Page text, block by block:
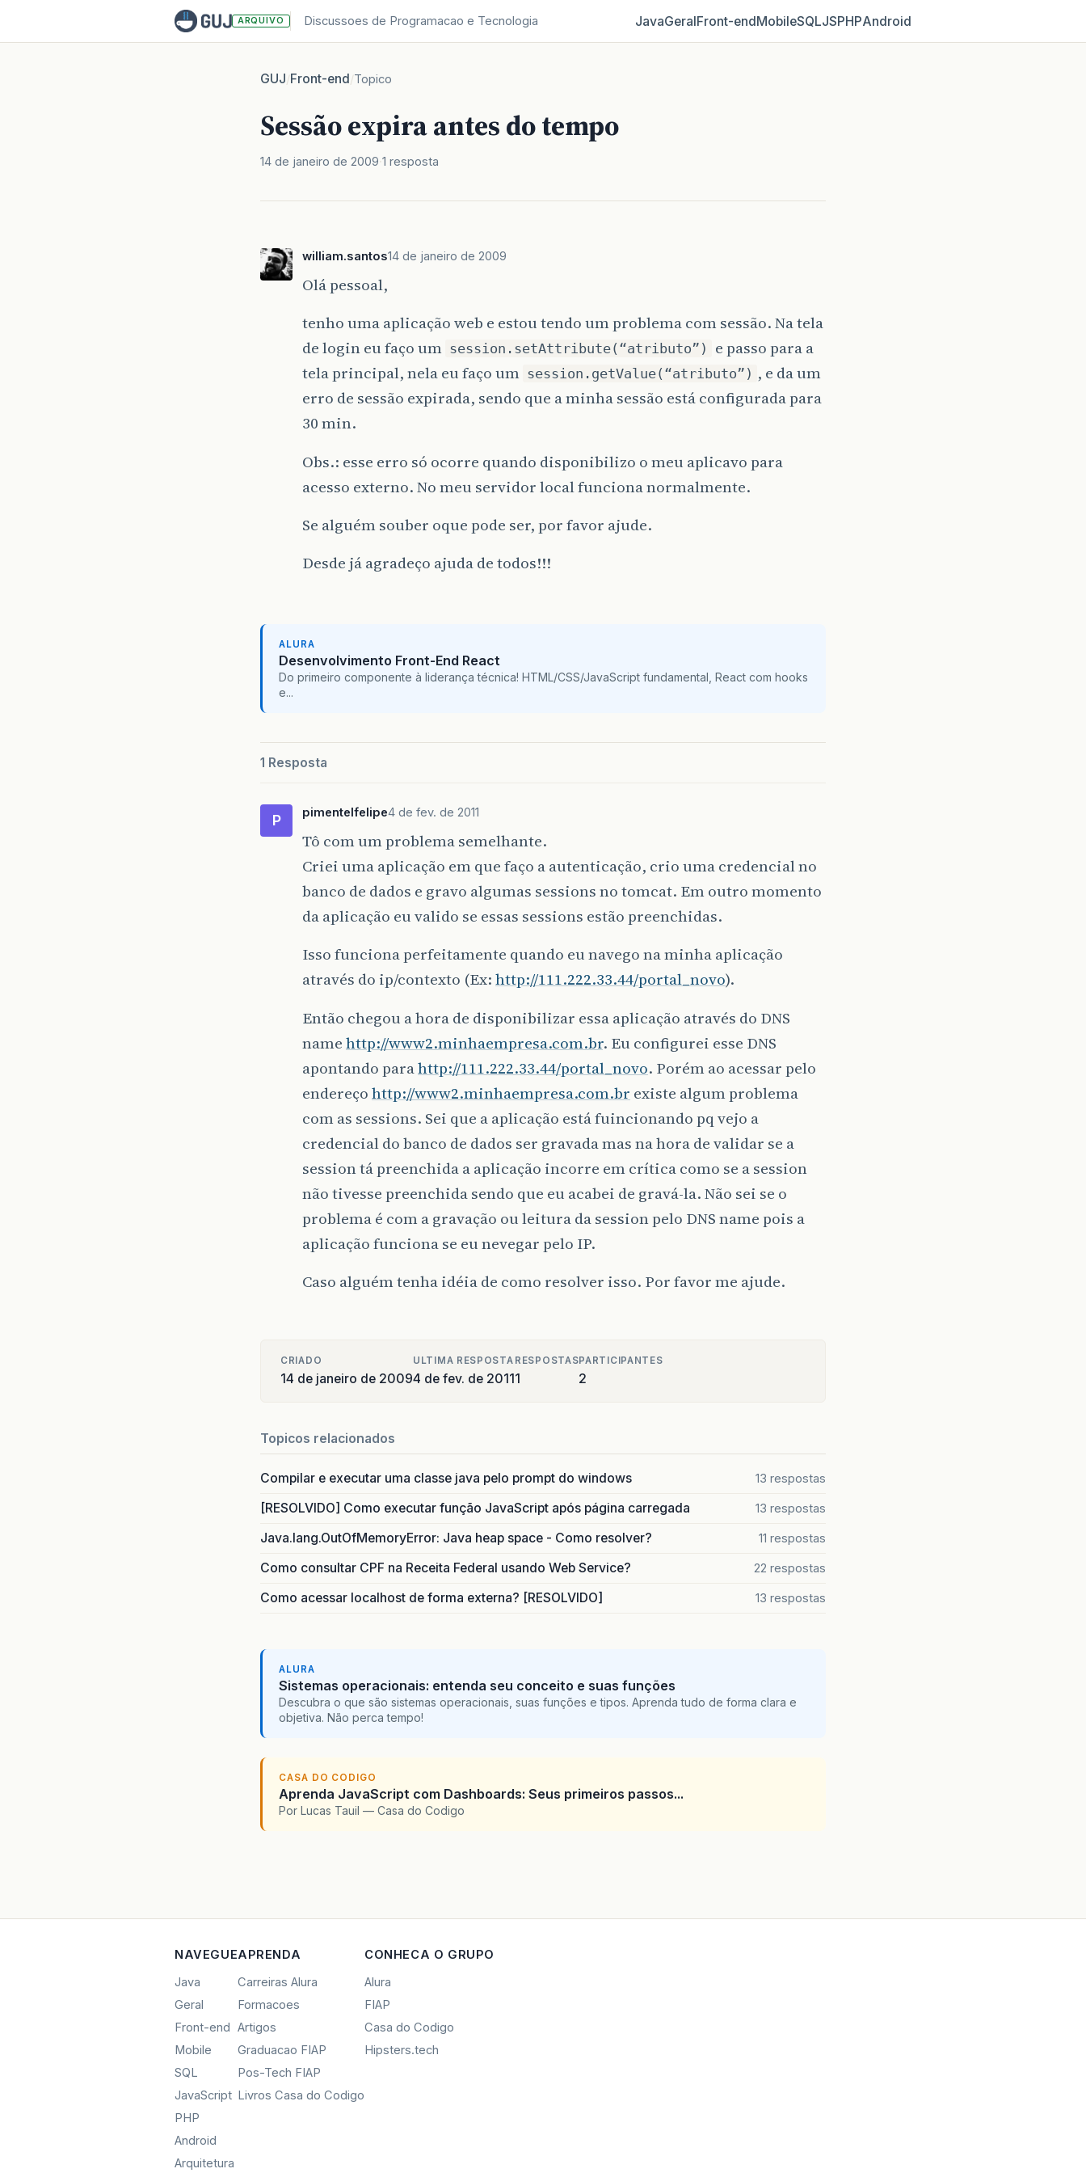
ARQUIVO Discussoes de Programacao e Tecnologia JavaGeralFront‑endMobileSQLJSPHPAndroid
GUJ/Front-end/Topico
Sessão expira antes do tempo
14 de janeiro de 2009 1 resposta
william.santos14 de janeiro de 2009
Olá pessoal,
tenho uma aplicação web e estou tendo um problema com sessão. Na tela
de login eu faço um session.setAttribute(“atributo”)
e passo para a
tela principal, nela eu faço um session.getValue(“atributo”) , e da um
erro de sessão expirada, sendo que a minha sessão está configurada para
30 min.
Obs.: esse erro só ocorre quando disponibilizo o meu aplicavo para
acesso externo. No meu servidor local funciona normalmente.
Se alguém souber oque pode ser, por favor ajude.
Desde já agradeço ajuda de todos!!!
ALURA
Desenvolvimento Front-End React
Do primeiro componente à liderança técnica! HTML/CSS/JavaScript fundamental, React com hooks
e...
1 Resposta
P pimentelfelipe4 de fev. de 2011
Tô com um problema semelhante.
Criei uma aplicação em que faço a autenticação, crio uma credencial no
banco de dados e gravo algumas sessions no tomcat. Em outro momento
da aplicação eu valido se essas sessions estão preenchidas.
Isso funciona perfeitamente quando eu navego na minha aplicação
através do ip/contexto (Ex:http://111.222.33.44/portal_novo).
Então chegou a hora de disponibilizar essa aplicação através do DNS
namehttp://www2.minhaempresa.com.br. Eu configurei esse DNS
apontando parahttp://111.222.33.44/portal_novo. Porém ao acessar pelo
endereçohttp://www2.minhaempresa.com.br existe algum problema
com as sessions. Sei que a aplicação está fuincionando pq vejo a
credencial do banco de dados ser gravada mas na hora de validar se a
session tá preenchida a aplicação incorre em crítica como se a session
não tivesse preenchida sendo que eu acabei de gravá-la. Não sei se o
problema é com a gravação ou leitura da session pelo DNS name pois a
aplicação funciona se eu nevegar pelo IP.
Caso alguém tenha idéia de como resolver isso. Por favor me ajude.
CRIADO
14 de janeiro de 2009
ULTIMA RESPOSTA
4 de fev. de 2011
RESPOSTAS
1
PARTICIPANTES
2
Topicos relacionados
Compilar e executar uma classe java pelo prompt do windows 13 respostas
[RESOLVIDO] Como executar função JavaScript após página carregada 13 respostas
Java.lang.OutOfMemoryError: Java heap space - Como resolver? 11 respostas
Como consultar CPF na Receita Federal usando Web Service? 22 respostas
Como acessar localhost de forma externa? [RESOLVIDO] 13 respostas
ALURA
Sistemas operacionais: entenda seu conceito e suas funções
Descubra o que são sistemas operacionais, suas funções e tipos. Aprenda tudo de forma clara e
objetiva. Não perca tempo!
CASA DO CODIGO
Aprenda JavaScript com Dashboards: Seus primeiros passos...
Por Lucas Tauil — Casa do Codigo
NAVEGUE
Java
Geral
Front-end
Mobile
SQL
JavaScript
PHP
Android
Arquitetura
APRENDA
Carreiras Alura
Formacoes
Artigos
Graduacao FIAP
Pos-Tech FIAP
Livros Casa do Codigo
CONHECA O GRUPO
Alura
FIAP
Casa do Codigo
Hipsters.tech